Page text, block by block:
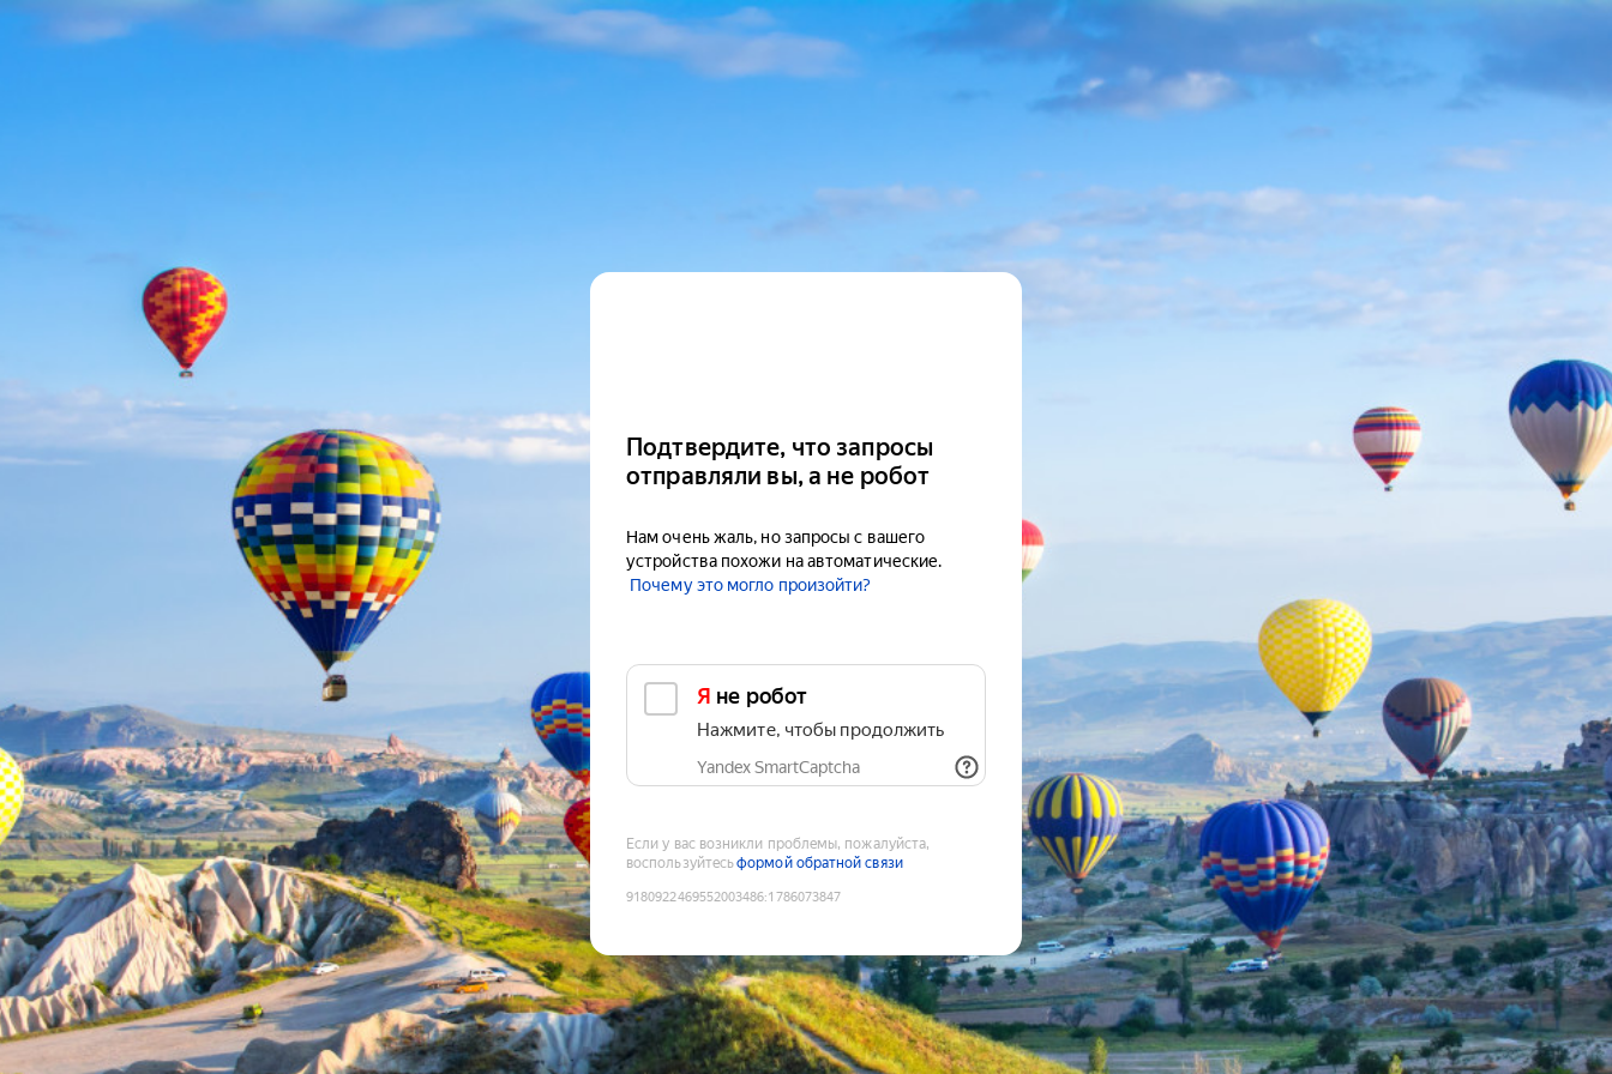
Подтвердите, что запросы
отправляли вы, а не робот
Нам очень жаль, но запросы с вашего
устройства похожи на автоматические.
Почему это могло произойти?
Я не робот
Нажмите, чтобы продолжить
Yandex SmartCaptcha
Если у вас возникли проблемы, пожалуйста,
воспользуйтесьформой обратной связи
9180922469552003486:1786073847